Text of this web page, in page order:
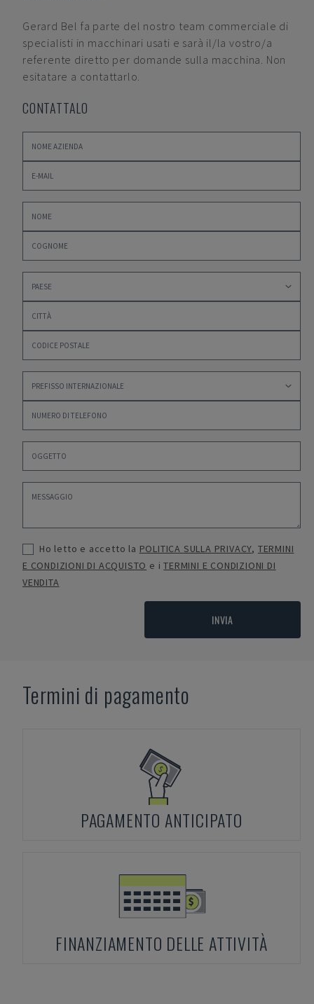
Gerard Bel fa parte del nostro team commerciale di
specialisti in macchinari usati e sarà il/la vostro/a
referente diretto per domande sulla macchina. Non
esitatare a contattarlo.
CONTATTALO
Ho letto e accetto la POLITICA SULLA PRIVACY, TERMINI
E CONDIZIONI DI ACQUISTO e iTERMINI E CONDIZIONI DI
VENDITA
INVIA
Termini di pagamento
PAGAMENTO ANTICIPATO
FINANZIAMENTO DELLE ATTIVITÀ